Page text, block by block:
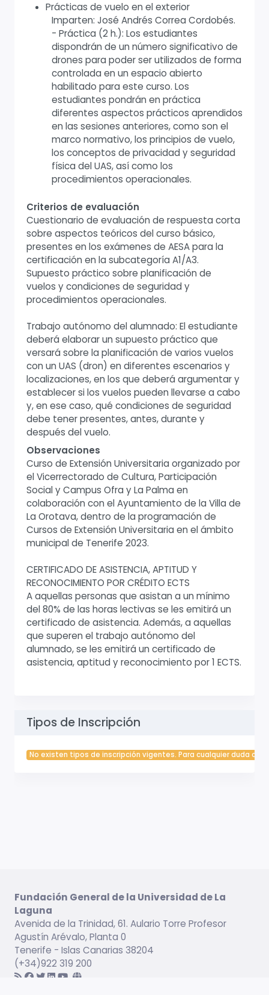
Prácticas de vuelo en el exterior
Imparten: José Andrés Correa Cordobés.
- Práctica (2 h.): Los estudiantes
dispondrán de un número significativo de
drones para poder ser utilizados de forma
controlada en un espacio abierto
habilitado para este curso. Los
estudiantes pondrán en práctica
diferentes aspectos prácticos aprendidos
en las sesiones anteriores, como son el
marco normativo, los principios de vuelo,
los conceptos de privacidad y seguridad
física del UAS, así como los
procedimientos operacionales.
Criterios de evaluación
Cuestionario de evaluación de respuesta corta
sobre aspectos teóricos del curso básico,
presentes en los exámenes de AESA para la
certificación en la subcategoría A1/A3.
Supuesto práctico sobre planificación de
vuelos y condiciones de seguridad y
procedimientos operacionales.
Trabajo autónomo del alumnado: El estudiante
deberá elaborar un supuesto práctico que
versará sobre la planificación de varios vuelos
con un UAS (dron) en diferentes escenarios y
localizaciones, en los que deberá argumentar y
establecer si los vuelos pueden llevarse a cabo
y, en ese caso, qué condiciones de seguridad
debe tener presentes, antes, durante y
después del vuelo.
Observaciones
Curso de Extensión Universitaria organizado por
el Vicerrectorado de Cultura, Participación
Social y Campus Ofra y La Palma en
colaboración con el Ayuntamiento de la Villa de
La Orotava, dentro de la programación de
Cursos de Extensión Universitaria en el ámbito
municipal de Tenerife 2023.
CERTIFICADO DE ASISTENCIA, APTITUD Y
RECONOCIMIENTO POR CRÉDITO ECTS
A aquellas personas que asistan a un mínimo
del 80% de las horas lectivas se les emitirá un
certificado de asistencia. Además, a aquellas
que superen el trabajo autónomo del
alumnado, se les emitirá un certificado de
asistencia, aptitud y reconocimiento por 1 ECTS.
Tipos de Inscripción
No existen tipos de inscripción vigentes. Para cualquier duda
Fundación General de la Universidad de La
Laguna
Avenida de la Trinidad, 61. Aulario Torre Profesor
Agustín Arévalo, Planta 0
Tenerife - Islas Canarias 38204
(+34)922 319 200